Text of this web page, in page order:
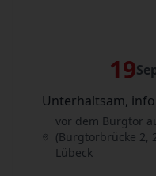
19
Unterhaltsam,
vor dem Burgtor
(Burgtorbrücke 2,
Lübeck